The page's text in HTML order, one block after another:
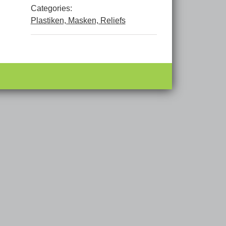
Categories:
Plastiken, Masken, Reliefs